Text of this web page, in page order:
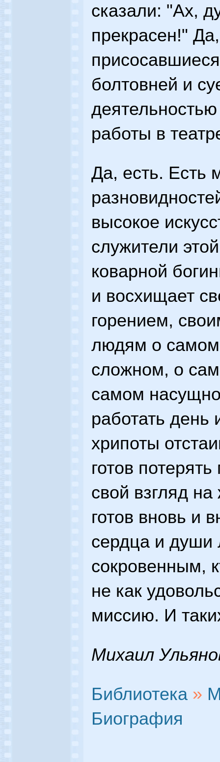
сказали: "Ах,
прекрасен!"
болтовней и
работы в
Да, есть. Есть
высокое
служители
коварной
и восхищает
горением,
людям о
сложном, о
самом
работать день
хрипоты
готов
свой взгляд на
готов вновь и
сердца и души
сокровенным,
не как
миссию. И
Михаил
Библиотека »
Биография